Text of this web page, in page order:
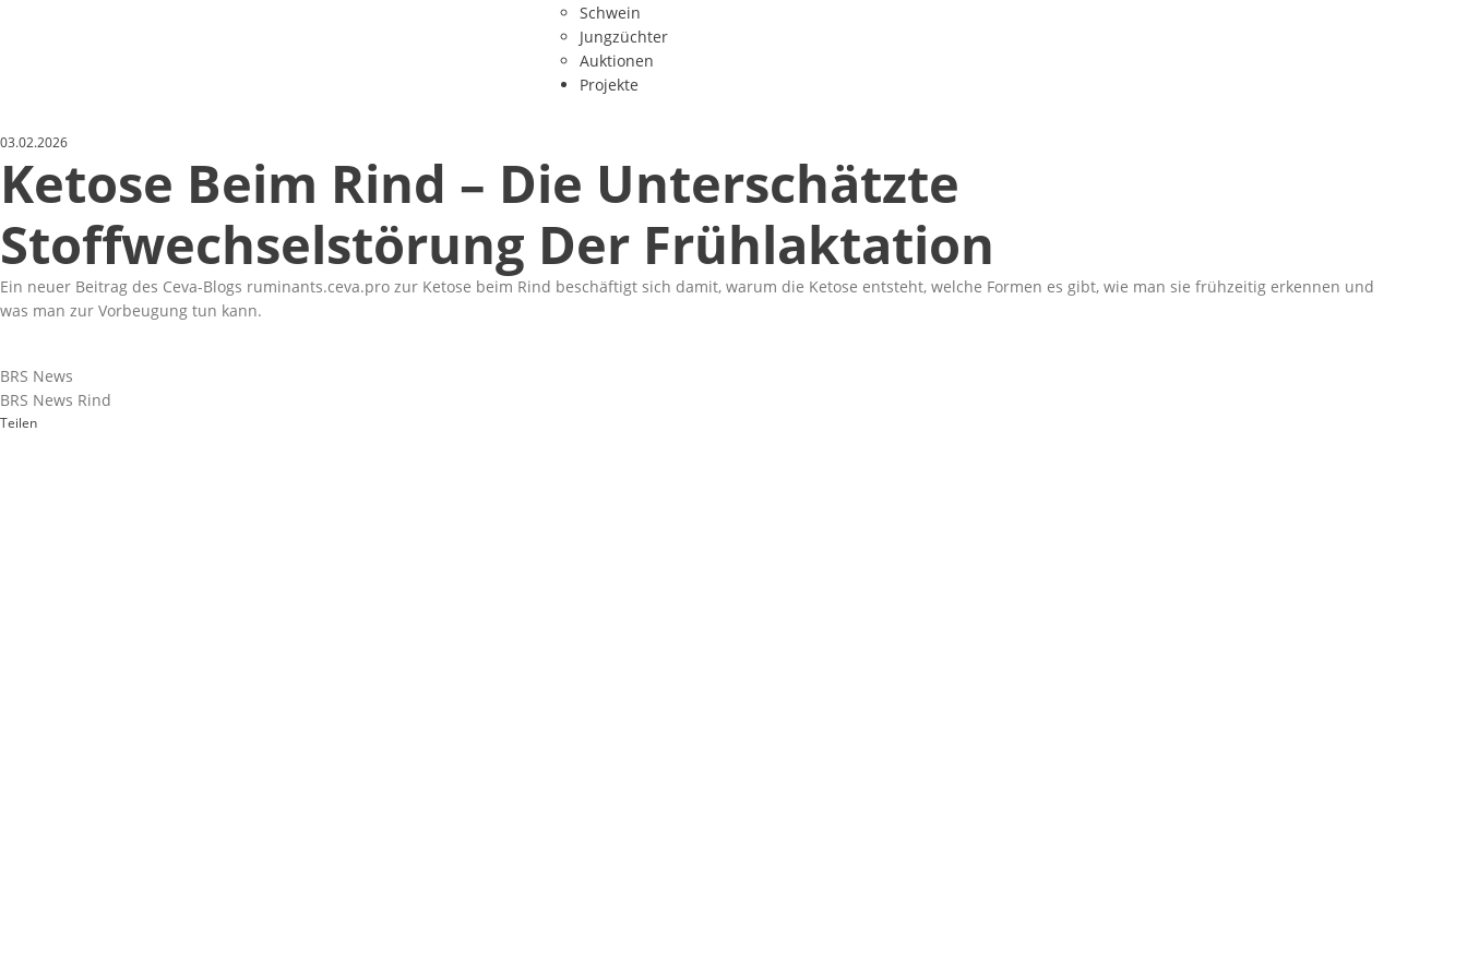
Schwein
Jungzüchter
Auktionen
Projekte
03.02.2026
Ketose Beim Rind – Die Unterschätzte
Stoffwechselstörung Der Frühlaktation
Ein neuer Beitrag des Ceva-Blogs ruminants.ceva.pro zur Ketose beim Rind beschäftigt sich damit, warum die Ketose entsteht, welche Formen es gibt, wie man sie frühzeitig erkennen und
was man zur Vorbeugung tun kann.
BRS News
BRS News Rind
Teilen